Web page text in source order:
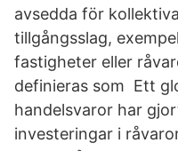
avsedda för
tillgångsslag,
fastigheter eller
definieras som Ett
handelsvaror har
investeringar i